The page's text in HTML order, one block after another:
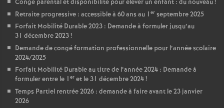
Congé parental et disponibilité pour élever un enfant : du nouveau!
Retraite progressive : accessible à 60 ans au 1 er septembre 2025
Forfait Mobilité Durable 2023 : Demande à formuler jusqu’au
31 décembre 2023!
Demande de congé formation professionnelle pour l’année scolaire
2024/2025
Forfait Mobilité Durable au titre de l’année 2024 : Demande à
formuler entre le 1 er et le 31 décembre 2024!
Temps Partiel rentrée 2026 : demande à faire avant le 23 janvier
2026